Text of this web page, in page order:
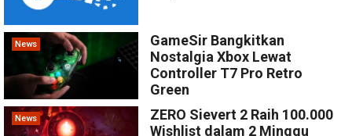
News
GameSir Bangkitkan
Nostalgia Xbox Lewat
Controller T7 Pro Retro
Green
News
ZERO Sievert 2 Raih 100.000
Wishlist dalam 2 Minggu